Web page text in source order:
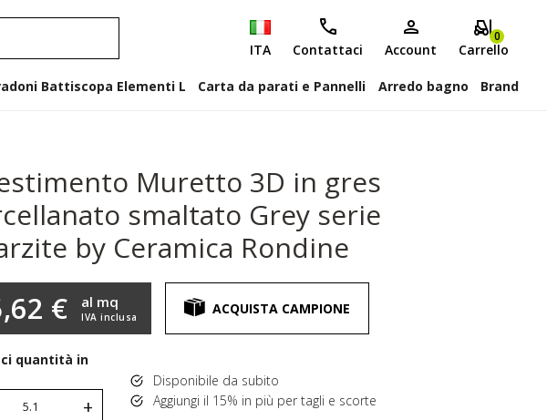
ITA Contattaci Account
0
Carrello
Gradoni Battiscopa Elementi L Carta da parati e Pannelli Arredo bagno Brand
Muretto 3D in gres
smaltato Grey serie
by Ceramica Rondine
€ IVA inclusa
al mq ACQUISTA CAMPIONE
quantità in
+
Disponibile da subito
Aggiungi il 15% in più per tagli e scorte